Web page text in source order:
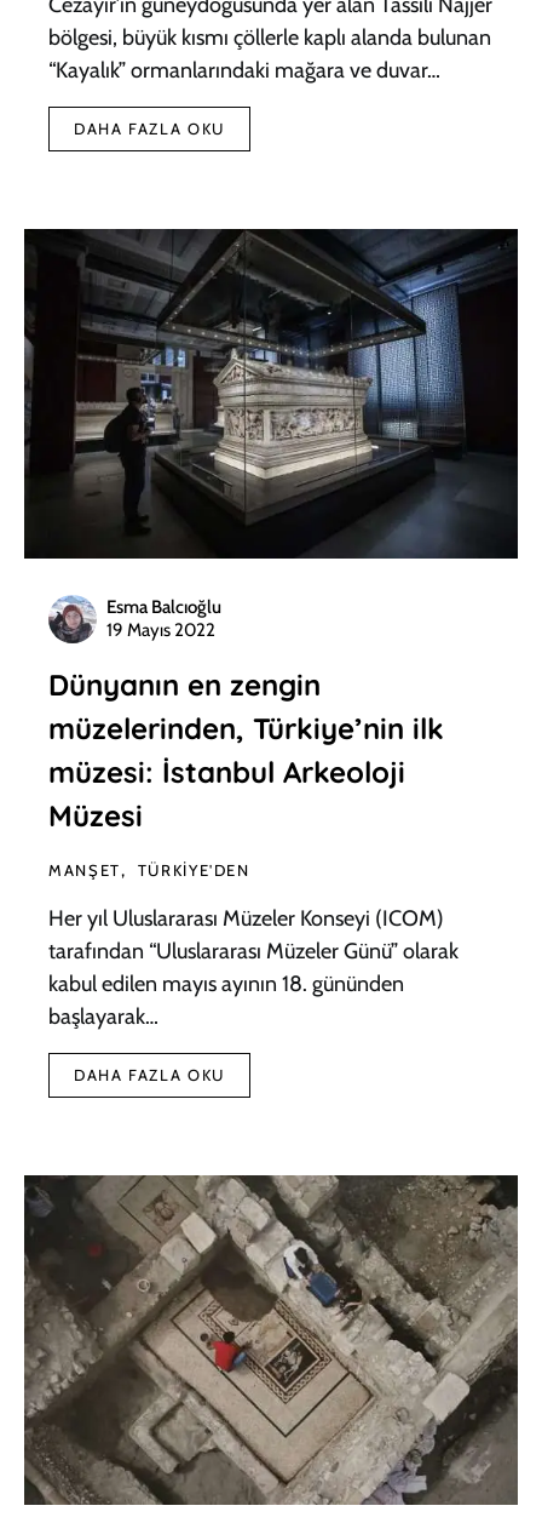
bölgesi, büyük kısmı çöllerle kaplı alanda bulunan
“Kayalık” ormanlarındaki mağara ve duvar…
DAHA FAZLA OKU
Esma Balcıoğlu
19 Mayıs 2022
Dünyanın en zengin
müzelerinden, Türkiye’nin ilk
müzesi: İstanbul Arkeoloji
Müzesi
MANŞET TÜRKIYE'DEN
Her yıl Uluslararası Müzeler Konseyi (ICOM)
tarafından “Uluslararası Müzeler Günü” olarak
kabul edilen mayıs ayının 18. gününden
başlayarak…
DAHA FAZLA OKU